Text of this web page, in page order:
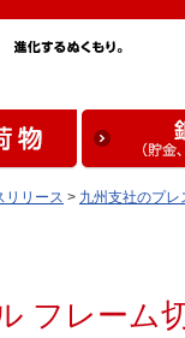
リリース > 九州支社のプレ
フレーム